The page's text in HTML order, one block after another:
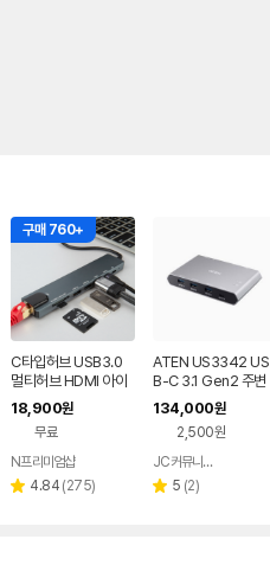
구매 760+
C타입허브 USB3.0
멀티허브 HDMI 아이
패드 노트북 DEX 썬더
볼트
18,900원
무료
페이
N프리미엄샵
별 4.84 리
(275)
ATEN US3342 US
B-C 3.1 Gen2 주변
기기 공유 스위치
134,000원
2,500원
JC커뮤니케이션
별 5 리
(2)